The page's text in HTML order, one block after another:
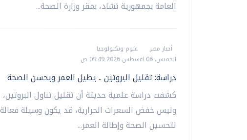
العامة بجمهورية تشاد، بمقر وزارة الصحة...
أخبار مصر
علوم وتكنولوجيا
الخميس، 06 اغسطس 2026 09:49 ص
دراسة: تقليل البروتين .. يطيل العمر ويحسن الصحة
كشفت دراسة علمية حديثة أن تقليل تناول البروتين،
وليس خفض السعرات الحرارية، قد يكون وسيلة فعالة
لتحسين الصحة وإطالة العمر...